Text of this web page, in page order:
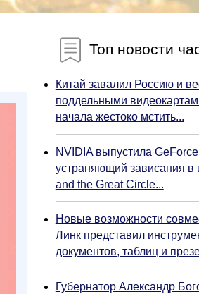
Топ новости
Китай завалил Россию и
поддельными
начала жестоко мстить...
NVIDIA выпустила
устраняющий зависания в
and the Great Circle...
Новые возможности
Линк представил
документов, таблиц и
Губернатор Александр